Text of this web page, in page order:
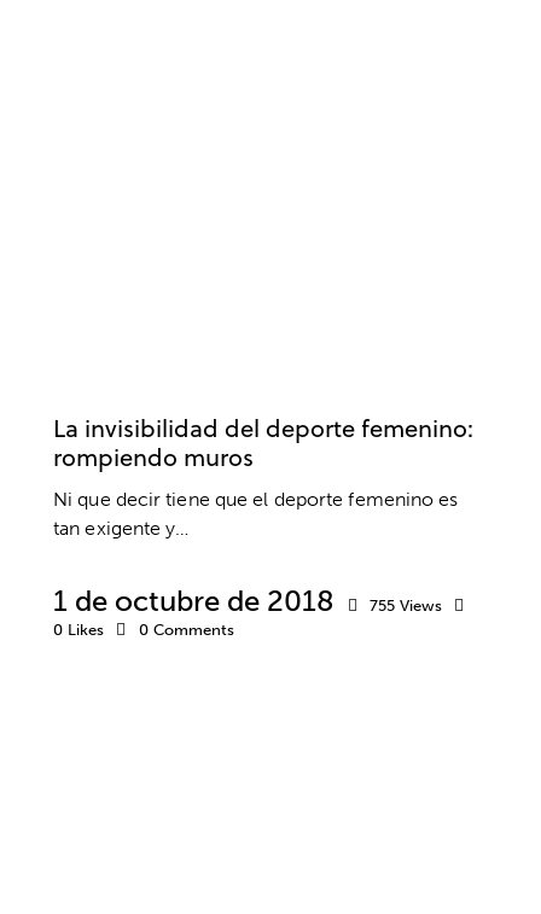
La invisibilidad del deporte femenino:
rompiendo muros
Ni que decir tiene que el deporte femenino es
tan exigente y…
1 de octubre de 2018 755 Views
0 Likes 0 Comments